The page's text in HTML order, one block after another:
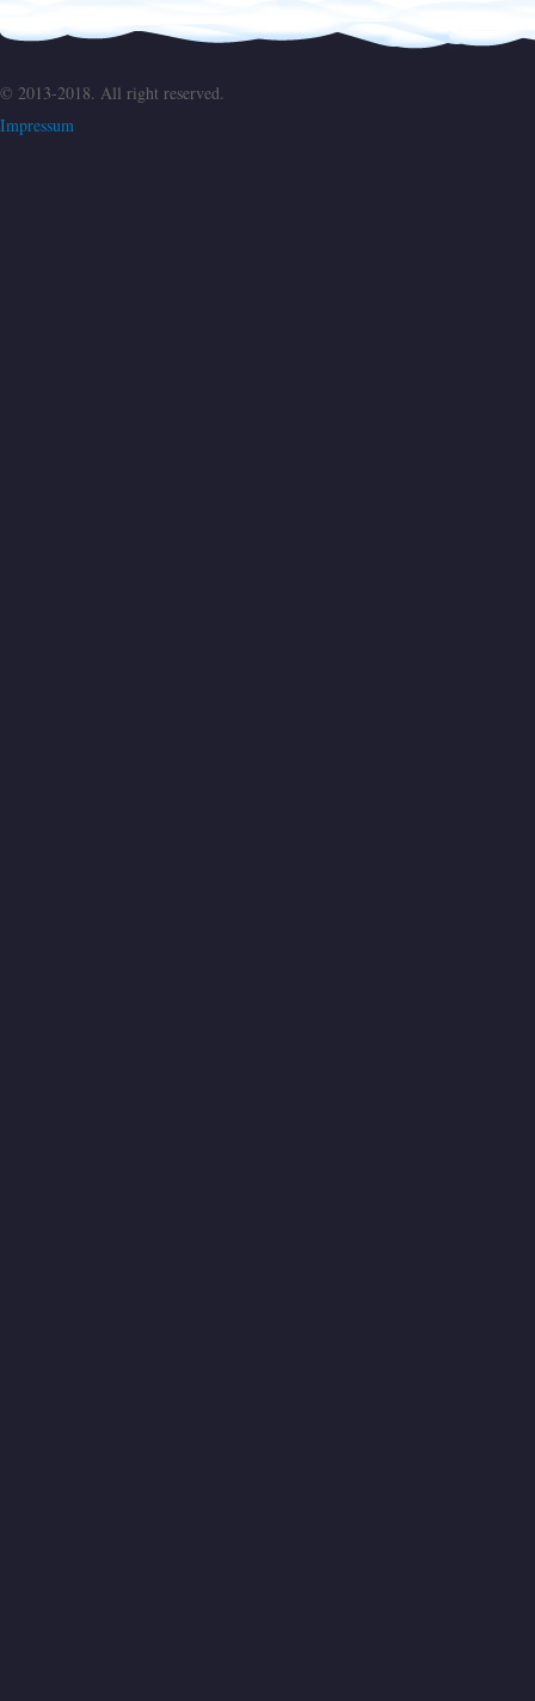
© 2013-2018. All right reserved.
Impressum